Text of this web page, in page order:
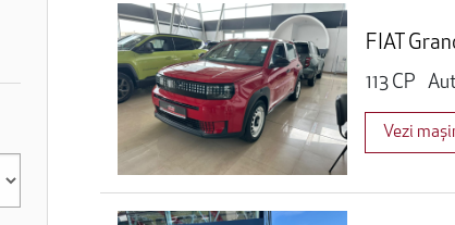
FIAT
113 CP
Vezi